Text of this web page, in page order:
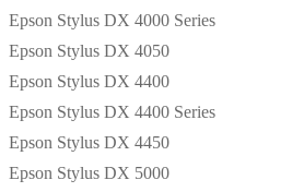
Epson Stylus DX 4000 Series
Epson Stylus DX 4050
Epson Stylus DX 4400
Epson Stylus DX 4400 Series
Epson Stylus DX 4450
Epson Stylus DX 5000